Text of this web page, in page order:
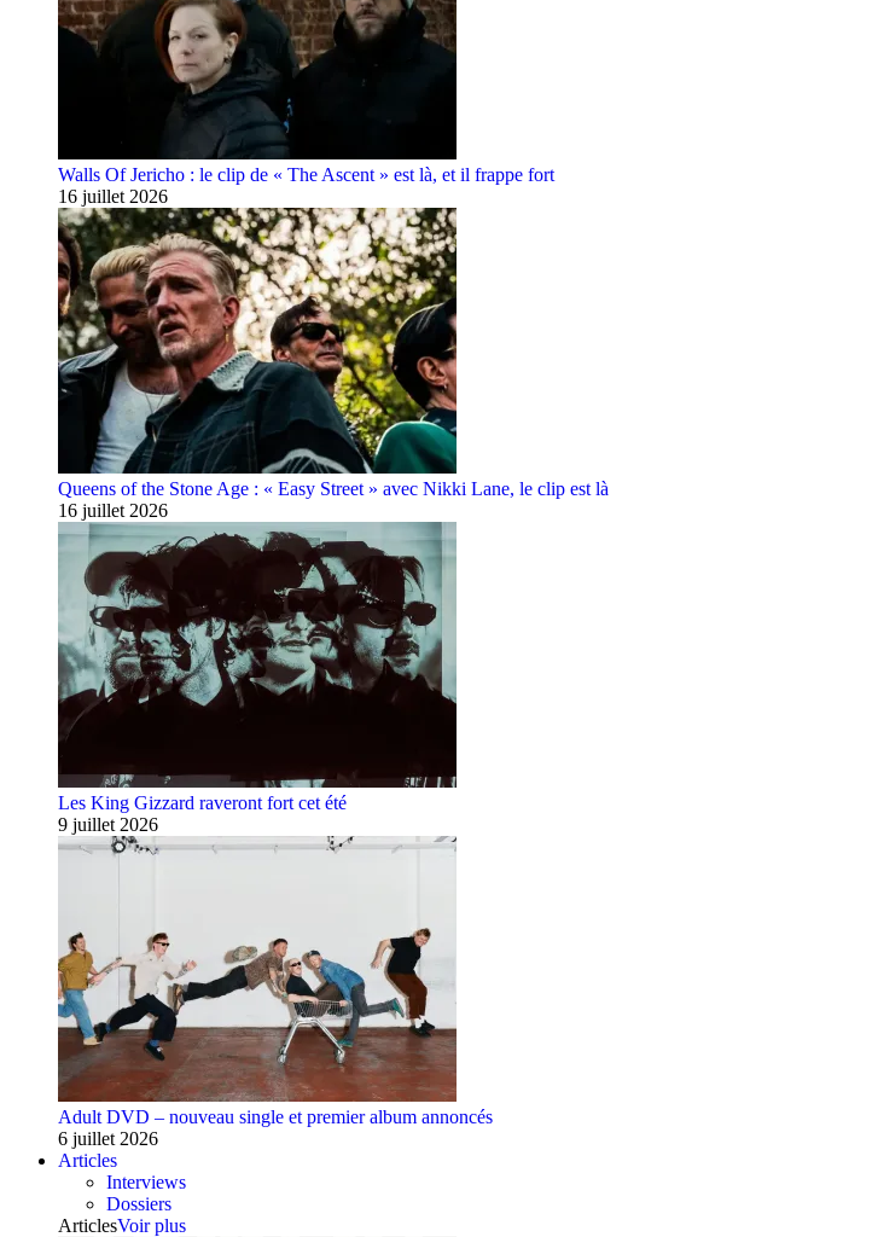
Walls Of Jericho : le clip de « The Ascent » est là, et il frappe fort
16 juillet 2026
Queens of the Stone Age : « Easy Street » avec Nikki Lane, le clip est là
16 juillet 2026
Les King Gizzard raveront fort cet été
9 juillet 2026
Adult DVD – nouveau single et premier album annoncés
6 juillet 2026
Articles
Interviews
Dossiers
ArticlesVoir plus